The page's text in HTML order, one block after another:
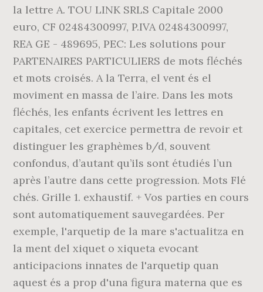
la lettre A. TOU LINK SRLS Capitale 2000
euro, CF 02484300997, P.IVA 02484300997,
REA GE - 489695, PEC: Les solutions pour
PARTENAIRES PARTICULIERS de mots fléchés
et mots croisés. A la Terra, el vent és el
moviment en massa de l’aire. Dans les mots
fléchés, les enfants écrivent les lettres en
capitales, cet exercice permettra de revoir et
distinguer les graphèmes b/d, souvent
confondus, d’autant qu’ils sont étudiés l’un
après l’autre dans cette progression. Mots Flé
chés. Grille 1. exhaustif. + Vos parties en cours
sont automatiquement sauvegardées. Per
exemple, l'arquetip de la mare s'actualitza en
la ment del xiquet o xiqueta evocant
anticipacions innates de l'arquetip quan
aquest és a prop d'una figura materna que es